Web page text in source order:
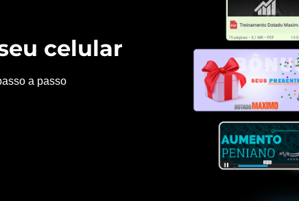
celular
a passo